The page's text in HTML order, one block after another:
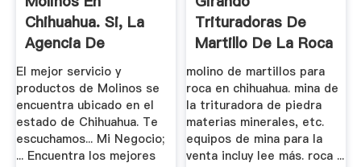
Chihuahua. Si, La
Agencia De
Marketing ...
El mejor servicio y
productos de Molinos se
encuentra ubicado en el
estado de Chihuahua. Te
escuchamos... Mi Negocio;
... Encuentra los mejores
Trituradoras De
Martillo De La Roca
molino de martillos para
roca en chihuahua. mina de
la trituradora de piedra
materias minerales, etc.
equipos de mina para la
venta incluy lee más. roca ...